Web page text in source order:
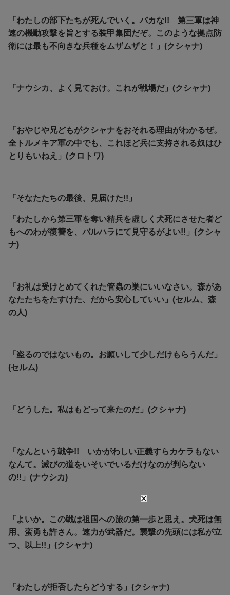
「わたしの部下たちが死んでいく。バカな!! 第三軍は神
速の機動攻撃を旨とする装甲集団だぞ。このような拠点防
衛には最も不向きな兵種をムザムザと！」(クシャナ)
「ナウシカ、よく見ておけ。これが戦場だ」(クシャナ)
「おやじや兄どもがクシャナをおそれる理由がわかるぜ。
全トルメキア軍の中でも、これほど兵に支持される奴はひ
とりもいねえ」(クロトワ)
「そなたたちの最後、見届けた!!」
「わたしから第三軍を奪い精兵を虚しく犬死にさせた者ど
もへのわが復讐を、バルハラにて見守るがよい!!」(クシャ
ナ)
「お礼は受けとめてくれた管蟲の巣にいいなさい。森があ
なたたちをたすけた、だから安心していい」(セルム、森
の人)
「盗るのではないもの。お願いして少しだけもらうんだ」
(セルム)
「どうした。私はもどって来たのだ」(クシャナ)
「なんという戦争!! いかがわしい正義すらカケラもない
なんて。滅びの道をいそいでいるだけなのが判らない
の!!」(ナウシカ)
「よいか。この戦は祖国への旅の第一歩と思え。犬死は無
用、蛮勇も許さん。速力が武器だ。襲撃の先頭には私が立
つ、以上!!」(クシャナ)
「わたしが拒否したらどうする」(クシャナ)